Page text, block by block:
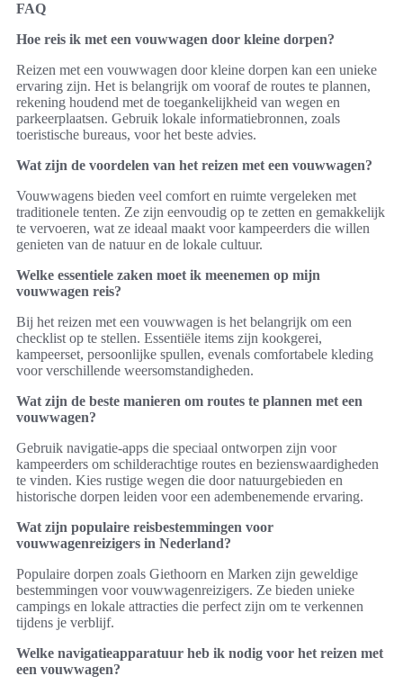
FAQ
Hoe reis ik met een vouwwagen door kleine dorpen?
Reizen met een vouwwagen door kleine dorpen kan een unieke
ervaring zijn. Het is belangrijk om vooraf de routes te plannen,
rekening houdend met de toegankelijkheid van wegen en
parkeerplaatsen. Gebruik lokale informatiebronnen, zoals
toeristische bureaus, voor het beste advies.
Wat zijn de voordelen van het reizen met een vouwwagen?
Vouwwagens bieden veel comfort en ruimte vergeleken met
traditionele tenten. Ze zijn eenvoudig op te zetten en gemakkelijk
te vervoeren, wat ze ideaal maakt voor kampeerders die willen
genieten van de natuur en de lokale cultuur.
Welke essentiele zaken moet ik meenemen op mijn
vouwwagen reis?
Bij het reizen met een vouwwagen is het belangrijk om een
checklist op te stellen. Essentiële items zijn kookgerei,
kampeerset, persoonlijke spullen, evenals comfortabele kleding
voor verschillende weersomstandigheden.
Wat zijn de beste manieren om routes te plannen met een
vouwwagen?
Gebruik navigatie-apps die speciaal ontworpen zijn voor
kampeerders om schilderachtige routes en bezienswaardigheden
te vinden. Kies rustige wegen die door natuurgebieden en
historische dorpen leiden voor een adembenemende ervaring.
Wat zijn populaire reisbestemmingen voor
vouwwagenreizigers in Nederland?
Populaire dorpen zoals Giethoorn en Marken zijn geweldige
bestemmingen voor vouwwagenreizigers. Ze bieden unieke
campings en lokale attracties die perfect zijn om te verkennen
tijdens je verblijf.
Welke navigatieapparatuur heb ik nodig voor het reizen met
een vouwwagen?